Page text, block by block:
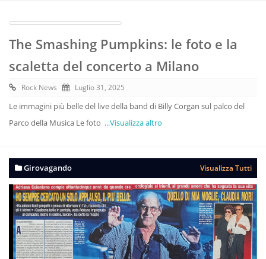
The Smashing Pumpkins: le foto e la
scaletta del concerto a Milano
Rock News Luglio 31, 2025
Le immagini più belle del live della band di Billy Corgan sul palco del
Parco della Musica Le foto ...Visualizza altro
Girovagando Visualizza Tutti